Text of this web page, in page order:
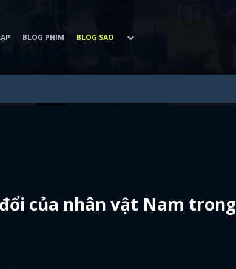
BLOG PHIM BLOG SAO
của nhân vật Nam trong